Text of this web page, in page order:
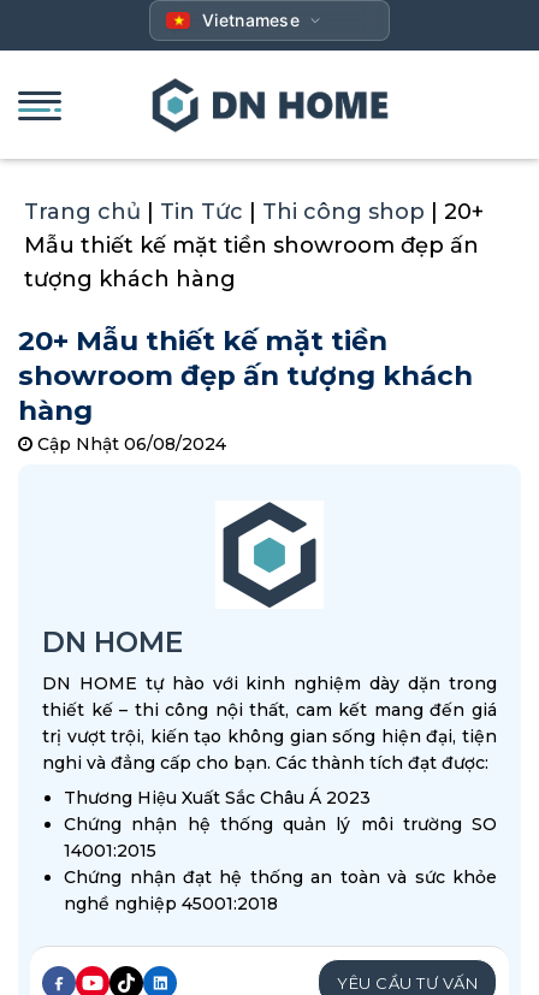
qua
dung
Vietnamese
Trang chủ Tin Tức Thi công shop
20+
Mẫu thiết kế mặt tiền showroom đẹp ấn
tượng khách hàng
20+ Mẫu thiết kế mặt tiền
showroom đẹp ấn tượng khách
hàng
Cập Nhật 06/08/2024
DN HOME
DN HOME tự hào với kinh nghiệm dày dặn trong
thiết kế – thi công nội thất, cam kết mang đến giá
trị vượt trội, kiến tạo không gian sống hiện đại, tiện
nghi và đẳng cấp cho bạn. Các thành tích đạt được:
Thương Hiệu Xuất Sắc Châu Á 2023
Chứng nhận hệ thống quản lý môi trường SO
14001:2015
Chứng nhận đạt hệ thống an toàn và sức khỏe
nghề nghiệp 45001:2018
YÊU CẦU TƯ VẤN